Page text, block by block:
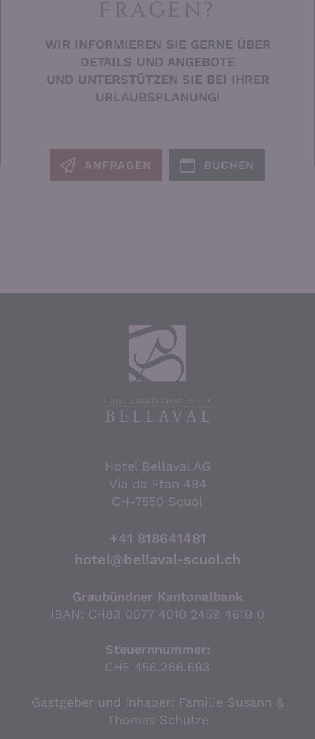
FRAGEN?
WIR INFORMIEREN SIE GERNE ÜBER
DETAILS UND ANGEBOTE
UND UNTERSTÜTZEN SIE BEI IHRER
URLAUBSPLANUNG!
ANFRAGEN BUCHEN
Hotel Bellaval AG
Via da Ftan 494
CH-7550 Scuol
+41 818641481
hotel@bellaval-scuol.ch
Graubündner Kantonalbank
IBAN: CH83 0077 4010 2459 4610 0
Steuernnummer:
CHE 456.266.693
Gastgeber und Inhaber: Familie Susann &
Thomas Schulze